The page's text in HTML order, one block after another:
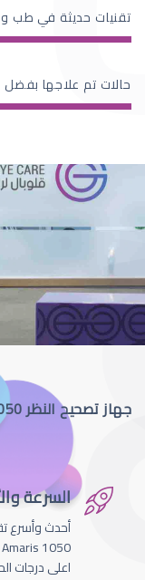
تقنيات حديثة في طب
حالات تم علاجها بفضل
جهاز تصحيح النظر SCHWIND AMARIS 1050
السرعة
أحدث وأسرع
اعلى درجات